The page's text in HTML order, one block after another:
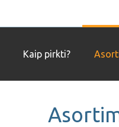
Kaip pirkti?